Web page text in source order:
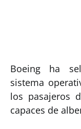
Boeing ha
sistema
los pasajeros
capaces de